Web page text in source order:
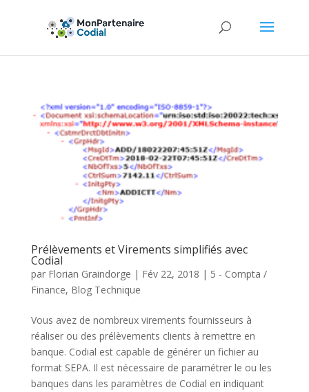
Prélèvements et Virements simplifiés avec
Codial
par Florian Graindorge | Fév 22, 2018 | 5 - Compta /
Finance, Blog Technique
Vous avez de nombreux virements fournisseurs à
réaliser ou des prélèvements clients à remettre en
banque. Codial est capable de générer un fichier au
format SEPA. Il est nécessaire de paramétrer le ou les
banques dans les paramètres de Codial en indiquant